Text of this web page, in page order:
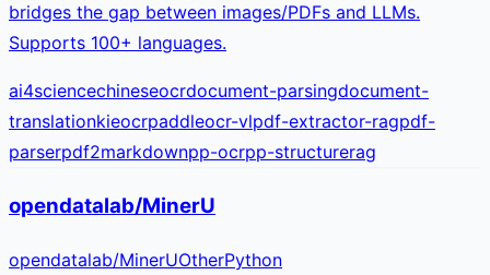
bridges the gap between images/PDFs and LLMs.
Supports 100+ languages.
ai4sciencechineseocrdocument-parsingdocument-
translationkieocrpaddleocr-vlpdf-extractor-ragpdf-
parserpdf2markdownpp-ocrpp-structurerag
opendatalab/MinerU
opendatalab/MinerUOtherPython